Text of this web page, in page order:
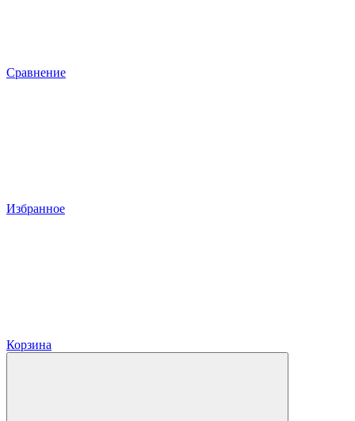
Сравнение
Избранное
Корзина